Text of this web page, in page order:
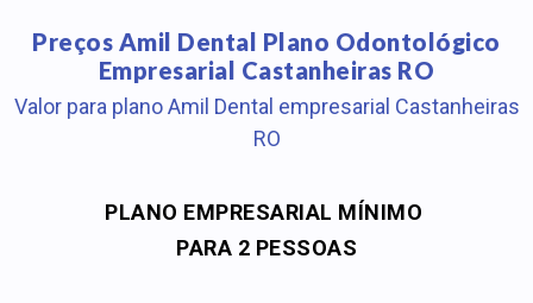
Preços Amil Dental Plano Odontológico
Empresarial Castanheiras RO
Valor para plano Amil Dental empresarial Castanheiras
RO
PLANO EMPRESARIAL MÍNIMO
PARA 2 PESSOAS